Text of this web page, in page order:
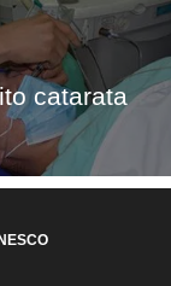
catarata